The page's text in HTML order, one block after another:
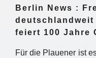
Berlin News :
deutschlandweit
feiert 100 Jahre
Für die Plauener ist